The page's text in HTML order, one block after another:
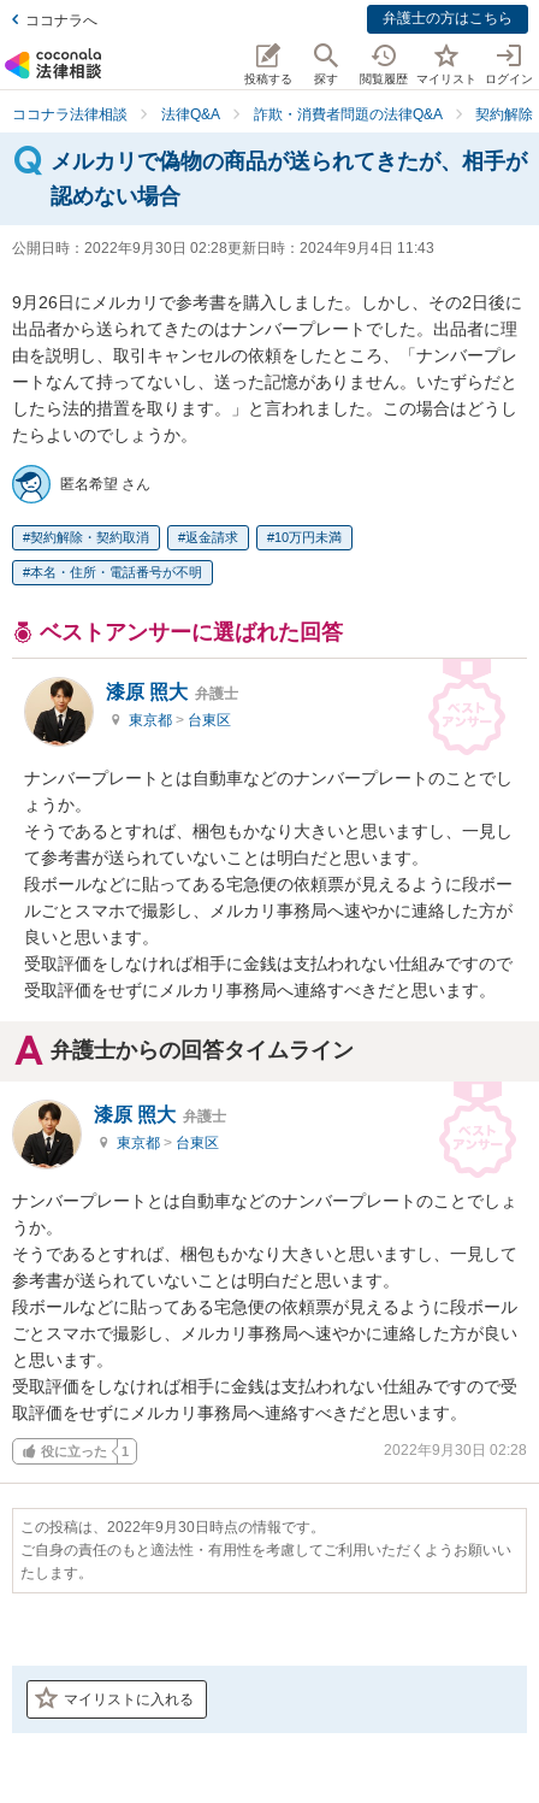
ココナラへ 弁護士の方はこちら
投稿する 探す 閲覧履歴 マイリスト ログイン
ココナラ法律相談 法律Q&A 詐欺・消費者問題の法律Q&A 契約解除
メルカリで偽物の商品が送られてきたが、相手が
認めない場合
公開日時： 2022年9月30日 02:28更新日時： 2024年9月4日 11:43
9月26日にメルカリで参考書を購入しました。しかし、その2日後に
出品者から送られてきたのはナンバープレートでした。出品者に理
由を説明し、取引キャンセルの依頼をしたところ、「ナンバープレ
ートなんて持ってないし、送った記憶がありません。いたずらだと
したら法的措置を取ります。」と言われました。この場合はどうし
たらよいのでしょうか。
匿名希望 さん
契約解除・契約取消 返金請求 10万円未満
本名・住所・電話番号が不明
ベストアンサーに選ばれた回答
漆原 照大 弁護士
東京都 > 台東区
ナンバープレートとは自動車などのナンバープレートのことでし
ょうか。
そうであるとすれば、梱包もかなり大きいと思いますし、一見し
て参考書が送られていないことは明白だと思います。
段ボールなどに貼ってある宅急便の依頼票が見えるように段ボー
ルごとスマホで撮影し、メルカリ事務局へ速やかに連絡した方が
良いと思います。
受取評価をしなければ相手に金銭は支払われない仕組みですので
受取評価をせずにメルカリ事務局へ連絡すべきだと思います。
弁護士からの回答タイムライン
漆原 照大 弁護士
東京都 > 台東区
ナンバープレートとは自動車などのナンバープレートのことでしょ
うか。
そうであるとすれば、梱包もかなり大きいと思いますし、一見して
参考書が送られていないことは明白だと思います。
段ボールなどに貼ってある宅急便の依頼票が見えるように段ボール
ごとスマホで撮影し、メルカリ事務局へ速やかに連絡した方が良い
と思います。
受取評価をしなければ相手に金銭は支払われない仕組みですので受
取評価をせずにメルカリ事務局へ連絡すべきだと思います。
役に立った 1 2022年9月30日 02:28
この投稿は、2022年9月30日時点の情報です。
ご自身の責任のもと適法性・有用性を考慮してご利用いただくようお願いい
たします。
マイリストに入れる